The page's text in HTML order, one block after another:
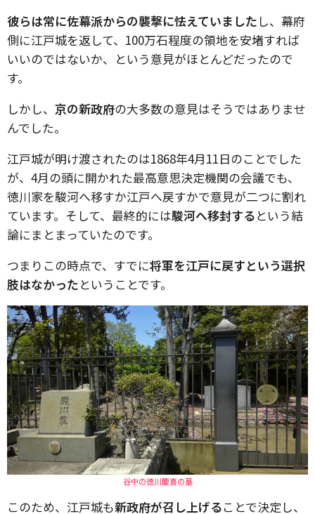
彼らは常に佐幕派からの襲撃に怯えていました し、幕府
側に江戸城を返して、100万石程度の領地を安堵すれば
いいのではないか、という意見がほとんどだったので
す。
しかし、 京の新政府の大多数の意見はそうではありませ
んでした。
江戸城が明け渡されたのは1868年4月11日のことでした
が、4月の頭に開かれた最高意思決定機関の会議でも、
徳川家を駿河へ移すか江戸へ戻すかで意見が二つに割れ
ています。そして、最終的には駿河へ移封するという結
論にまとまっていたのです。
つまりこの時点で、すでに将軍を江戸に戻すという選択
肢はなかったということです。
谷中の徳川慶喜の墓
このため、江戸城も新政府が召し上げることで決定し、